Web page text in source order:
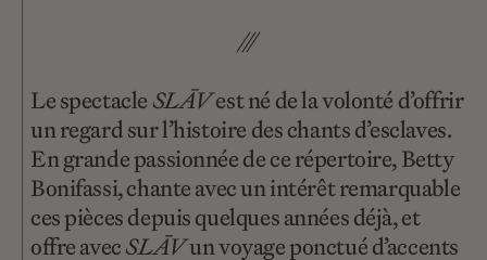
///
Le spectacle SLĀVest né de la volonté d’offrir
un regard sur l’histoire des chants d’esclaves.
En grande passionnée de ce répertoire, Betty
Bonifassi, chante avec un intérêt remarquable
ces pièces depuis quelques années déjà, et
offre avecSLĀVun voyage ponctué d’accents